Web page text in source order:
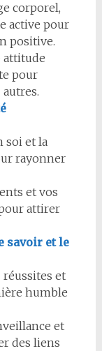
corporel,
active pour
positive.
attitude
pour
soi et la
rayonner
et vos
attirer
savoir et le
et
humble
et
des liens